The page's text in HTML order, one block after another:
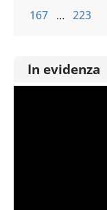
167 … 223
In evidenza